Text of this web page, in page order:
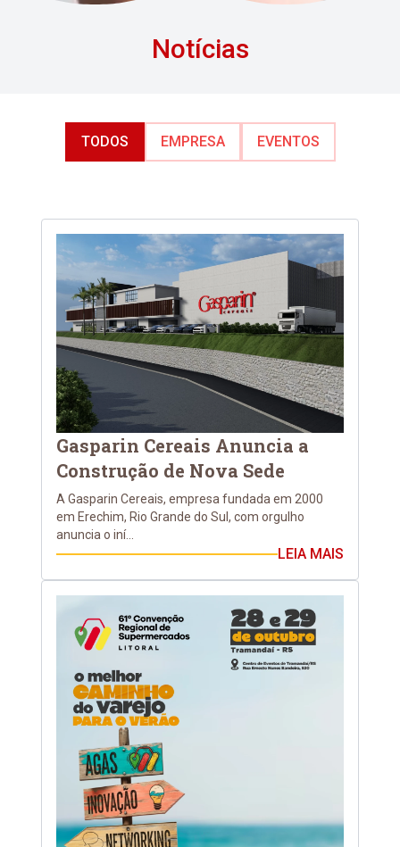
Notícias
TODOS EMPRESA EVENTOS
Gasparin Cereais Anuncia a
Construção de Nova Sede
A Gasparin Cereais, empresa fundada em 2000
em Erechim, Rio Grande do Sul, com orgulho
anuncia o iní...
LEIA MAIS